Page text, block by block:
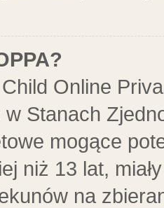
Online
w Stanach
mogące
niż 13 lat,
na